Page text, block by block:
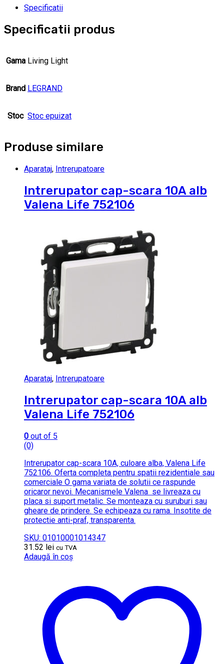
Specificatii
Specificatii produs
Gama Living Light
Brand LEGRAND
Stoc Stoc epuizat
Produse similare
Aparataj, Intrerupatoare
Intrerupator cap-scara 10A alb
Valena Life 752106
Aparataj, Intrerupatoare
Intrerupator cap-scara 10A alb
Valena Life 752106
0 out of 5
(0)
Intrerupator cap-scara 10A, culoare alba, Valena Life
752106. Oferta completa pentru spatii rezidentiale sau
comerciale O gama variata de solutii ce raspunde
oricaror nevoi. Mecanismele Valena se livreaza cu
placa si suport metalic. Se monteaza cu suruburi sau
gheare de prindere. Se echipeaza cu rama. Insotite de
protectie anti-praf, transparenta.
SKU: 01010001014347
31.52 lei cu TVA
Adaugă în coș